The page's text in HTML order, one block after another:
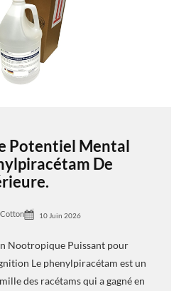
Potentiel Mental
De
10 Juin 2026
Nootropique Puissant pour
Le phenylpiracétam est un
des racétams qui a gagné en